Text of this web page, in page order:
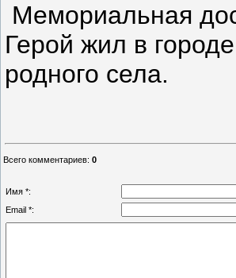
Мемориальная
Герой жил в
родного села.
Всего комментариев: 0
Имя *:
Email *: